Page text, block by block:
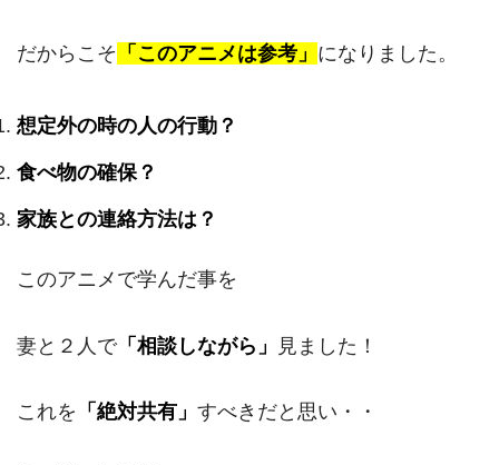
だからこそ 「このアニメは参考」 になりました。
想定外の時の人の行動？
食べ物の確保？
家族との連絡方法は？
このアニメで学んだ事を
妻と２人で「相談しながら」 見ました！
これを 「絶対共有」 すべきだと思い・・